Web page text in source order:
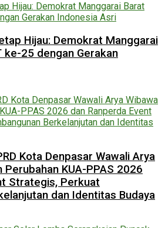
Hijau: Demokrat Manggarai
ke-25 dengan Gerakan
Kota Denpasar Wawali Arya
Perubahan KUA-PPAS 2026
Strategis, Perkuat
dan Identitas Budaya